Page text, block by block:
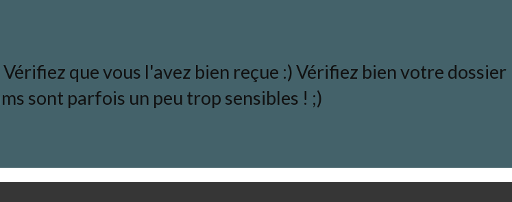
que vous l'avez bien reçue :) Vérifiez bien votre dossier
sont parfois un peu trop sensibles ! ;)